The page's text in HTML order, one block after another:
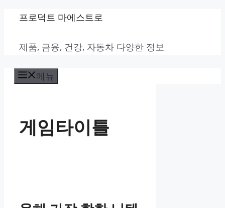
프로덕트 마에스트로
제품, 금융, 건강, 자동차 다양한 정보
메뉴
게임타이틀